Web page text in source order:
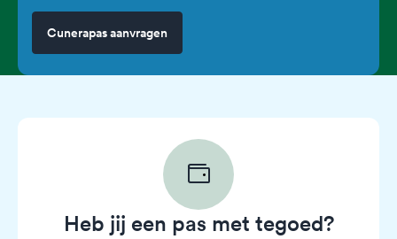
Cunerapas aanvragen
Heb jij een pas met tegoed?